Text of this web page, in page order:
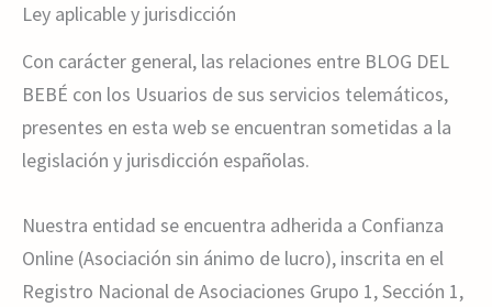
Ley aplicable y jurisdicción
Con carácter general, las relaciones entre BLOG DEL
BEBÉ con los Usuarios de sus servicios telemáticos,
presentes en esta web se encuentran sometidas a la
legislación y jurisdicción españolas.
Nuestra entidad se encuentra adherida a Confianza
Online (Asociación sin ánimo de lucro), inscrita en el
Registro Nacional de Asociaciones Grupo 1, Sección 1,